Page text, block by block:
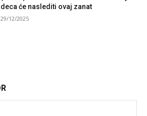
deca će naslediti ovaj zanat
29/12/2025